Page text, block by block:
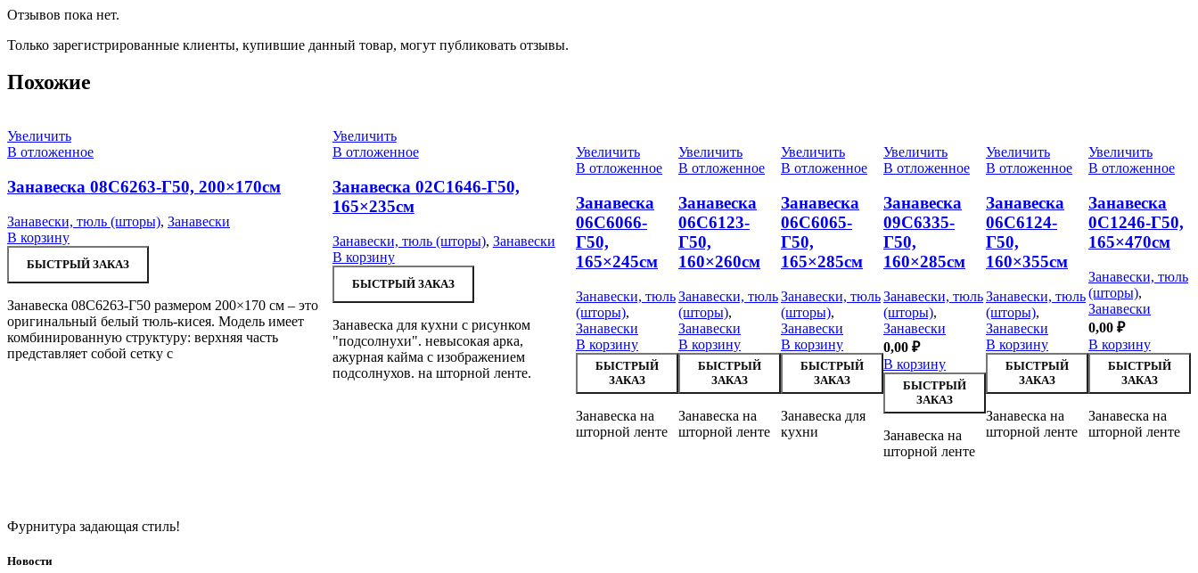
Отзывов пока нет.
Только зарегистрированные клиенты, купившие данный товар, могут публиковать отзывы.
Похожие
Увеличить
В отложенное
Занавеска 08С6263-Г50, 200×170см
Занавески, тюль (шторы), Занавески
В корзину
БЫСТРЫЙ ЗАКАЗ
Занавеска 08С6263-Г50 размером 200×170 см – это
оригинальный белый тюль-кисея. Модель имеет
комбинированную структуру: верхняя часть
представляет собой сетку с
Увеличить
В отложенное
Занавеска 02С1646-Г50,
165×235см
Занавески, тюль (шторы), Занавески
В корзину
БЫСТРЫЙ ЗАКАЗ
Занавеска для кухни с рисунком
"подсолнухи". невысокая арка,
ажурная кайма с изображением
подсолнухов. на шторной ленте.
Увеличить
В отложенное
Занавеска
06С6066-
Г50,
165×245см
Занавески, тюль
(шторы),
Занавески
В корзину
БЫСТРЫЙ
ЗАКАЗ
Занавеска на
шторной ленте
Увеличить
В отложенное
Занавеска
06С6123-
Г50,
160×260см
Занавески, тюль
(шторы),
Занавески
В корзину
БЫСТРЫЙ
ЗАКАЗ
Занавеска на
шторной ленте
Увеличить
В отложенное
Занавеска
06С6065-
Г50,
165×285см
Занавески, тюль
(шторы),
Занавески
В корзину
БЫСТРЫЙ
ЗАКАЗ
Занавеска для
кухни
Увеличить
В отложенное
Занавеска
09С6335-
Г50,
160×285см
Занавески, тюль
(шторы),
Занавески
0,00 ₽
В корзину
БЫСТРЫЙ
ЗАКАЗ
Занавеска на
шторной ленте
Увеличить
В отложенное
Занавеска
06С6124-
Г50,
160×355см
Занавески, тюль
(шторы),
Занавески
В корзину
БЫСТРЫЙ
ЗАКАЗ
Занавеска на
шторной ленте
Увеличить
В отложенное
Занавеска
0С1246-Г50,
165×470см
Занавески, тюль
(шторы),
Занавески
0,00 ₽
В корзину
БЫСТРЫЙ
ЗАКАЗ
Занавеска на
шторной ленте
Фурнитура задающая стиль!
Новости